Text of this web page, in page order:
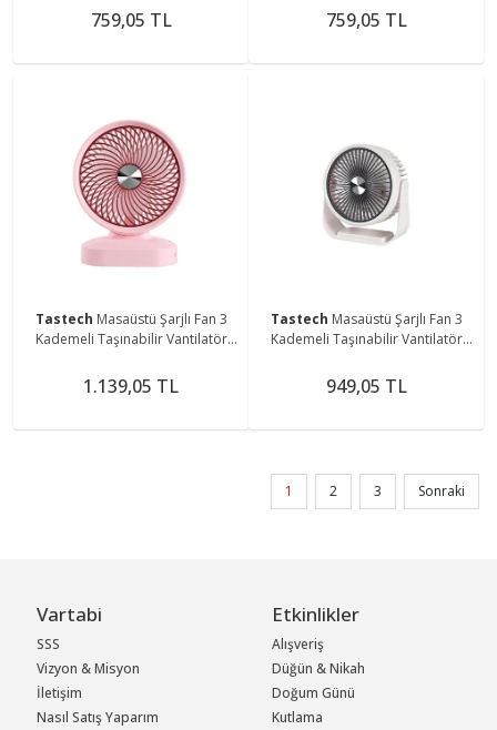
Kamp ve Yatak Odası
759,05 TL
Parfümlü Fan
759,05 TL
Tastech Masaüstü Şarjlı Fan 3
Kademeli Taşınabilir Vantilatör
1.139,05 TL
Tastech Masaüstü Şarjlı Fan 3
Kademeli Taşınabilir Vantilatör
949,05 TL
1 2 3 Sonraki
Vartabi
SSS
Vizyon & Misyon
İletişim
Nasıl Satış Yaparım
Etkinlikler
Alışveriş
Düğün & Nikah
Doğum Günü
Kutlama